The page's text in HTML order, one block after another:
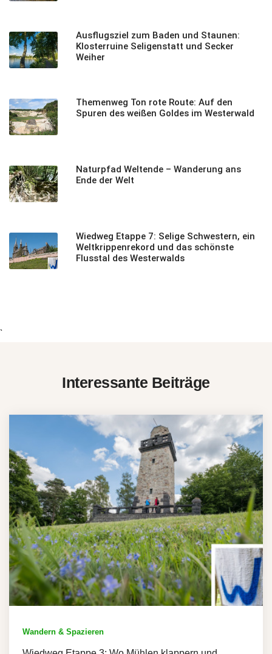
Ausflugsziel zum Baden und Staunen:
Klosterruine Seligenstatt und Secker
Weiher
Themenweg Ton rote Route: Auf den
Spuren des weißen Goldes im Westerwald
Naturpfad Weltende – Wanderung ans
Ende der Welt
Wiedweg Etappe 7: Selige Schwestern, ein
Weltkrippenrekord und das schönste
Flusstal des Westerwalds
`
Interessante Beiträge
Wandern & Spazieren